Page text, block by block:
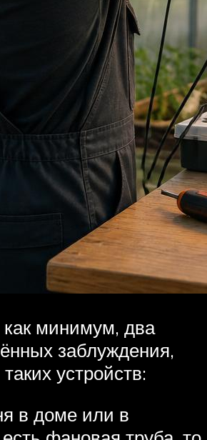
минимум, два
заблуждения,
устройств:
в доме или в